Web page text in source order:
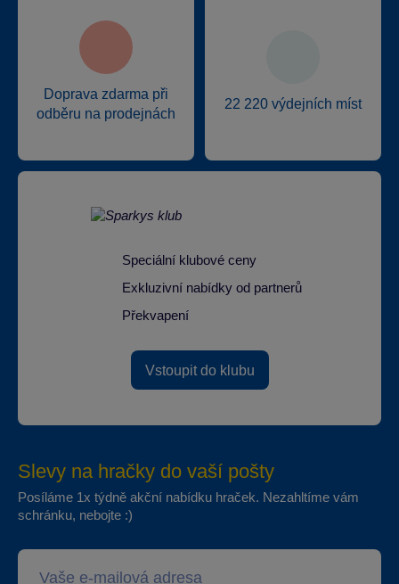
Doprava zdarma při
odběru na prodejnách
22 220 výdejních míst
Speciální klubové ceny
Exkluzivní nabídky od partnerů
Překvapení
Vstoupit do klubu
Slevy na hračky do vaší pošty
Posíláme 1x týdně akční nabídku hraček. Nezahltíme vám
schránku, nebojte :)